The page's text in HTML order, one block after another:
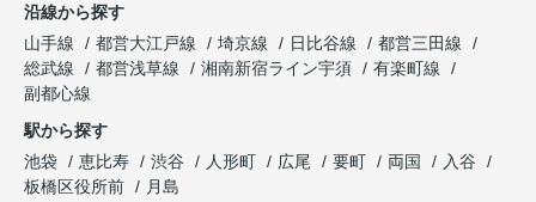
沿線から探す
山手線
都営大江戸線 埼京線 日比谷線
都営三田線
総武線
都営浅草線 湘南新宿ライン宇須
有楽町線
副都心線
駅から探す
池袋
恵比寿 渋谷 人形町 広尾 要町 両国
入谷
板橋区役所前
月島